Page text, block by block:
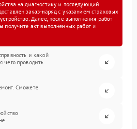
на диагностику и последующий
заказ-наряд с указанием страховых
Далее, после выполнения работ
получите акт выполненных работ и
и какой
чего проводить
Сможете